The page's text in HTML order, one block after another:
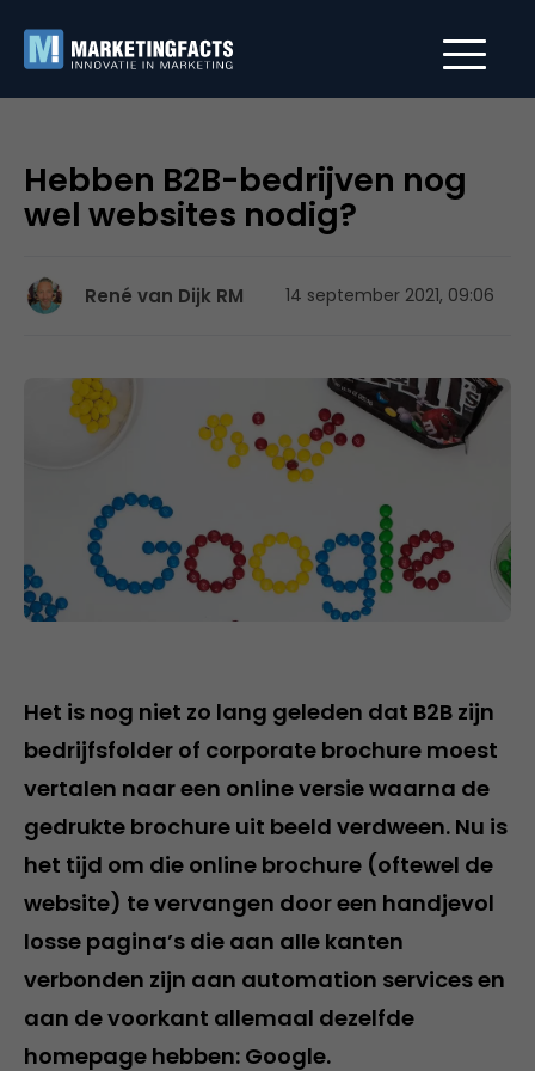
Hebben B2B-bedrijven nog
wel websites nodig?
René van Dijk RM 14 september 2021, 09:06
Het is nog niet zo lang geleden dat B2B zijn
bedrijfsfolder of corporate brochure moest
vertalen naar een online versie waarna de
gedrukte brochure uit beeld verdween. Nu is
het tijd om die online brochure (oftewel de
website) te vervangen door een handjevol
losse pagina’s die aan alle kanten
verbonden zijn aan automation services en
aan de voorkant allemaal dezelfde
homepage hebben: Google.